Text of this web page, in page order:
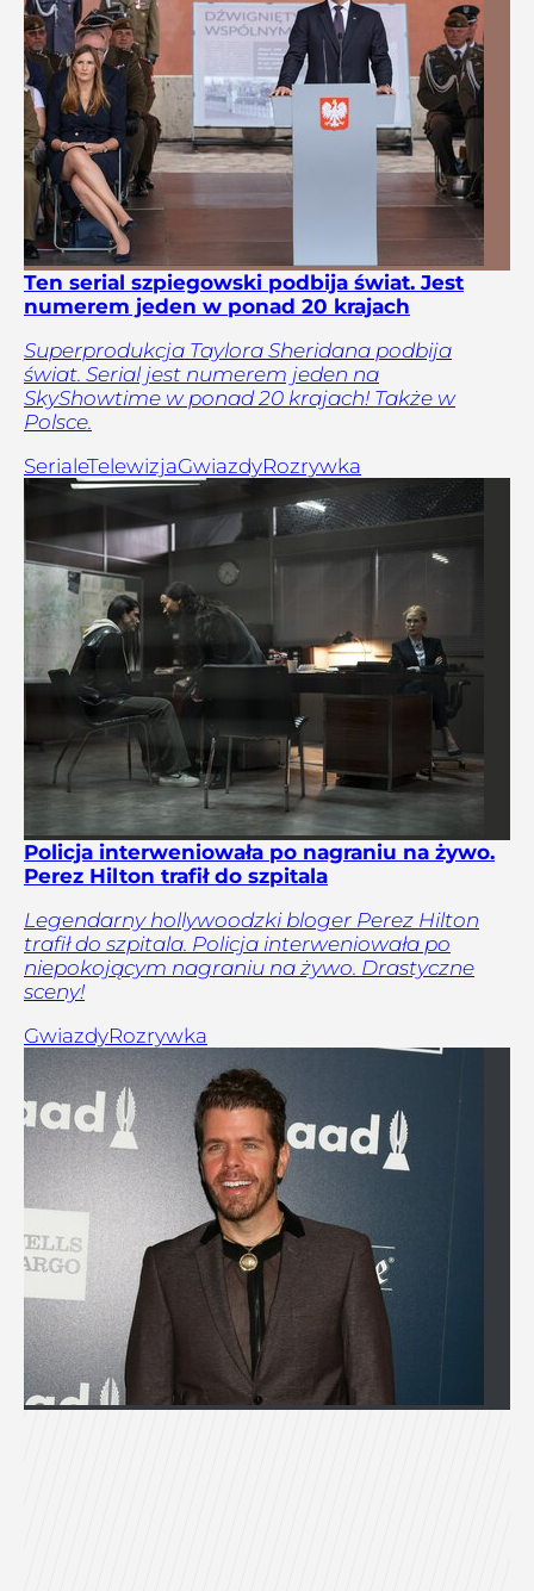
Ten serial szpiegowski podbija świat. Jest
numerem jeden w ponad 20 krajach
Superprodukcja Taylora Sheridana podbija
świat. Serial jest numerem jeden na
SkyShowtime w ponad 20 krajach! Także w
Polsce.
SerialeTelewizjaGwiazdyRozrywka
Policja interweniowała po nagraniu na żywo.
Perez Hilton trafił do szpitala
Legendarny hollywoodzki bloger Perez Hilton
trafił do szpitala. Policja interweniowała po
niepokojącym nagraniu na żywo. Drastyczne
sceny!
GwiazdyRozrywka